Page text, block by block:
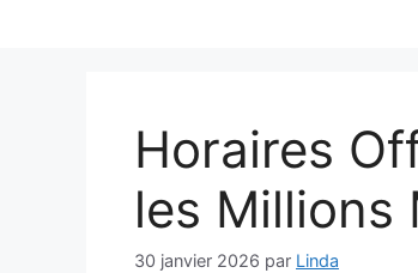
Horaires
les Millions
30 janvier 2026 par Linda